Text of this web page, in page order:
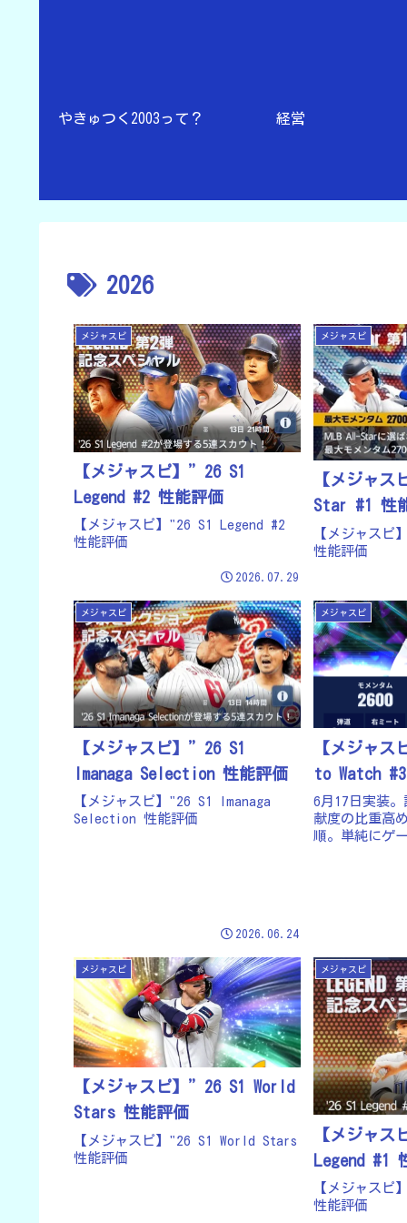
やきゅつく2003って？ 経営
2026
メジャスピ
【メジャスピ】”26 S1
Legend #2 性能評価
【メジャスピ】"26 S1 Legend #2
性能評価
2026.07.29
メジャスピ
【メジャ
Star #1 性
【メジャス
性能評価
メジャスピ
【メジャスピ】”26 S1
Imanaga Selection 性能評価
【メジャスピ】"26 S1 Imanaga
Selection 性能評価
2026.06.24
メジャスピ
【メジャス
6月17日実装
献度の比重高
順。単純にゲ
メジャスピ
【メジャスピ】”26 S1 World
Stars 性能評価
【メジャスピ】"26 S1 World Stars
性能評価
メジャスピ
【メジャス
Legend #1
【メジャスピ
性能評価